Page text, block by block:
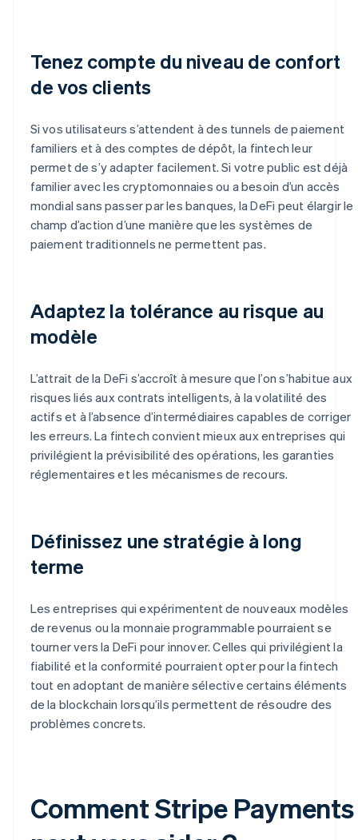
Tenez compte du niveau de confort
de vos clients
Si vos utilisateurs s’attendent à des tunnels de paiement
familiers et à des comptes de dépôt, la fintech leur
permet de s’y adapter facilement. Si votre public est déjà
familier avec les cryptomonnaies ou a besoin d’un accès
mondial sans passer par les banques, la DeFi peut élargir le
champ d’action d’une manière que les systèmes de
paiement traditionnels ne permettent pas.
Adaptez la tolérance au risque au
modèle
L’attrait de la DeFi s’accroît à mesure que l’on s’habitue aux
risques liés aux contrats intelligents, à la volatilité des
actifs et à l’absence d’intermédiaires capables de corriger
les erreurs. La fintech convient mieux aux entreprises qui
privilégient la prévisibilité des opérations, les garanties
réglementaires et les mécanismes de recours.
Définissez une stratégie à long
terme
Les entreprises qui expérimentent de nouveaux modèles
de revenus ou la monnaie programmable pourraient se
tourner vers la DeFi pour innover. Celles qui privilégient la
fiabilité et la conformité pourraient opter pour la fintech
tout en adoptant de manière sélective certains éléments
de la blockchain lorsqu’ils permettent de résoudre des
problèmes concrets.
Comment Stripe Payments